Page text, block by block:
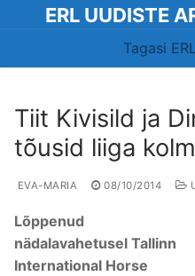
ERL UUDISTE
Tagasi
Tiit Kivisild ja
tõusid liiga
EVA-MARIA 08/10/2014
Lõppenud
nädalavahetusel Tallinn
International Horse